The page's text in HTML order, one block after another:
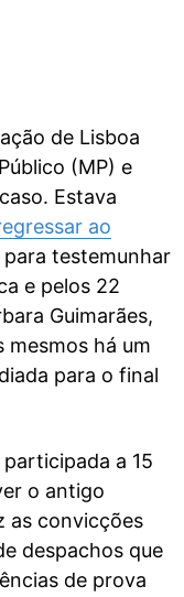
de Lisboa
(MP) e
Estava
ao
para testemunhar
e pelos 22
Guimarães,
mesmos há um
para o final
a 15
o antigo
as convicções
despachos que
de prova